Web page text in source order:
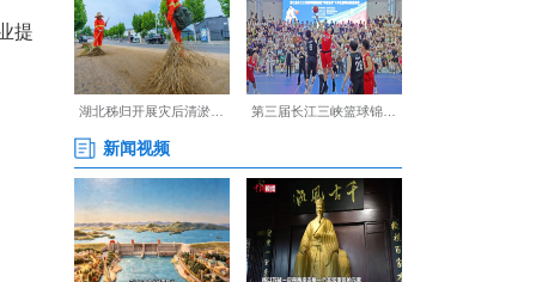
达“北上广深”，通用机场
术开发区，形成新能源新
40%，是全国第二大汽车摩